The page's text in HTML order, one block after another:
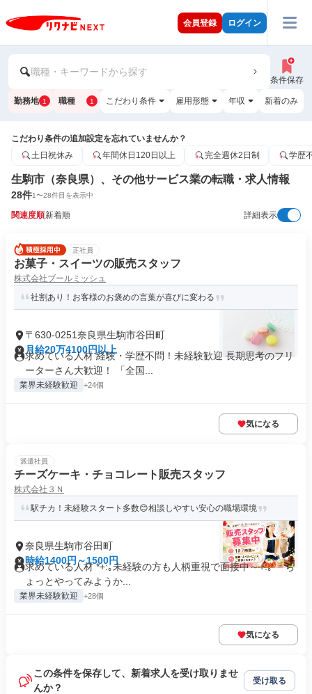
会員登録 ログイン
職種・キーワードから探す
条件保存
勤務地 1 職種 1 こだわり条件 雇用形態 年収 新着のみ
こだわり条件の追加設定を忘れていませんか？
土日祝休み
年間休日120日以上 完全週休2日制 学歴
生駒市（奈良県）、その他サービス業の転職・求人情報
28件1〜28件目を表示中
関連度順新着順 詳細表示
正社員
お菓子・スイーツの販売スタッフ
株式会社ブールミッシュ
社割あり！お客様のお褒めの言葉が喜びに変わる
〒630-0251奈良県生駒市谷田町
月給20万4100円以上
求めている人材 経験・学歴不問！未経験歓迎 長期思考のフリ
ーターさん大歓迎！ 「全国...
業界未経験歓迎 +24個
気になる
派遣社員
チーズケーキ・チョコレート販売スタッフ
株式会社３Ｎ
駅チカ！未経験スタート多数😊相談しやすい安心の職場環境
奈良県生駒市谷田町
時給1400円～1500円
求めている人材 *+:｡未経験の方も人柄重視で面接中～+:｡ 「ち
ょっとやってみようか...
業界未経験歓迎 +28個
気になる
この条件を保存して、新着求人を受け取りませ
んか？
受け取る